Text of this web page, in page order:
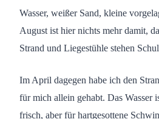
Wasser, weißer Sand, kleine
August ist hier nichts mehr damit,
Strand und Liegestühle stehen
Im April dagegen habe ich den
für mich allein gehabt. Das Wasser
frisch, aber für hartgesottene